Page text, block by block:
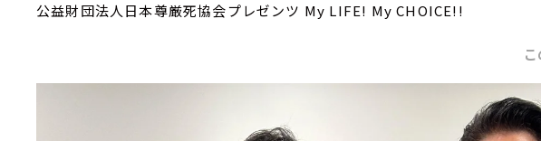
公益財団法人日本尊厳死協会プレゼンツ My LIFE! My CHOICE!!